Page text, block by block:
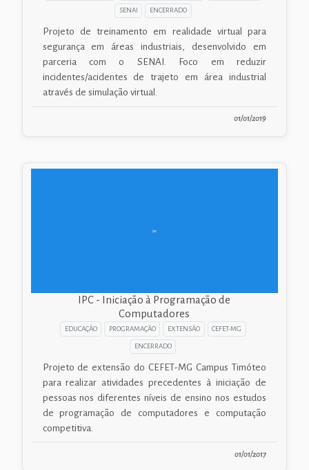
SENAI ENCERRADO
Projeto de treinamento em realidade virtual para
segurança em áreas industriais, desenvolvido em
parceria com o SENAI. Foco em reduzir
incidentes/acidentes de trajeto em área industrial
através de simulação virtual.
01/01/2019
IPC - Iniciação à Programação de
Computadores
EDUCAÇÃO PROGRAMAÇÃO EXTENSÃO CEFET-MG
ENCERRADO
Projeto de extensão do CEFET-MG Campus Timóteo
para realizar atividades precedentes à iniciação de
pessoas nos diferentes níveis de ensino nos estudos
de programação de computadores e computação
competitiva.
01/01/2017